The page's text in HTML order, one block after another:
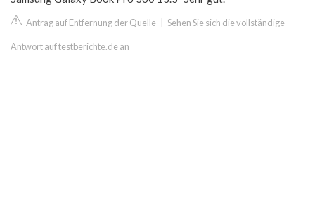
Antrag auf Entfernung der Quelle Sehen Sie sich die vollständige
Antwort auf testberichte.de an